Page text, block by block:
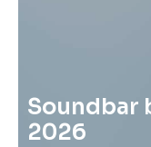
Soundbar
2026